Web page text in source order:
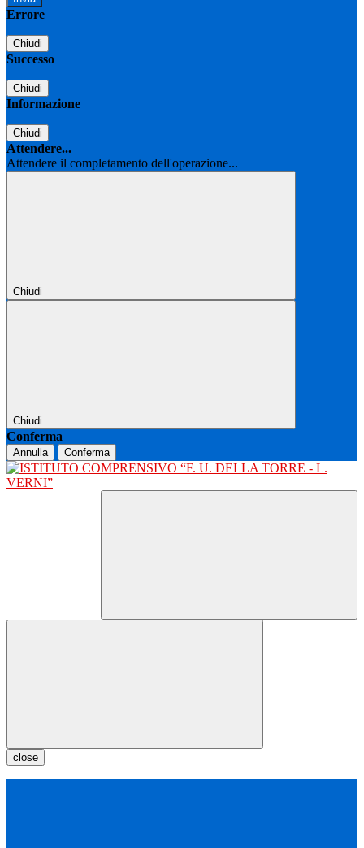
Errore
Chiudi
Successo
Chiudi
Informazione
Chiudi
Attendere...
Attendere il completamento dell'operazione...
Chiudi
Chiudi
Conferma
Annulla Conferma
close